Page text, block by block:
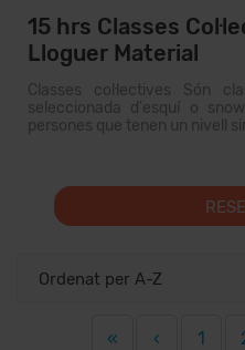
15 hrs Classes
Lloguer Material
Classes col·lectives Són
seleccionada d'esquí o
persones que tenen un nivell
« ‹ 1